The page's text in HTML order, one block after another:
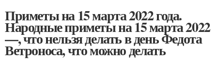
Приметы на 15 марта 2022 года.
Народные приметы на 15 марта 2022
—, что нельзя делать в день Федота
Ветроноса, что можно делать